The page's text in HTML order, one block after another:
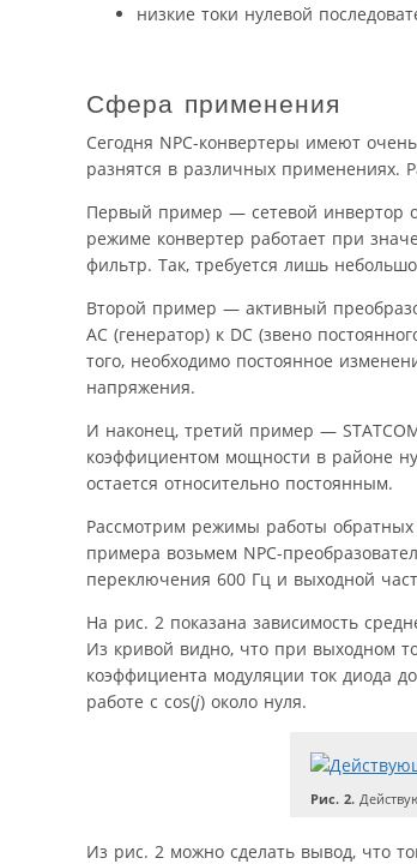
низкие токи нулевой
Сфера применения
Сегодня NPC-конвертеры имеют
разнятся в различных применениях.
Первый пример — сетевой инвертор
режиме конвертер работает при
фильтр. Так, требуется лишь
Второй пример — активный
AC (генератор) к DC (звено
того, необходимо постоянное
напряжения.
И наконец, третий пример —
коэффициентом мощности в районе
остается относительно постоянным.
Рассмотрим режимы работы
примера возьмем NPC-
переключения 600 Гц и выходной
На рис. 2 показана зависимость
Из кривой видно, что при выходном
коэффициента модуляции ток диода
работе с cos(j) около нуля.
Рис. 2.
Из рис. 2 можно сделать вывод, что